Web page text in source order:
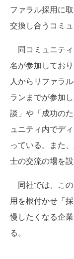
ファラル採用に
交換し合うコミ
同コミュニテ
名が参加してお
人からリファラ
ランまでが参加
談」や「成功の
ュニティ内でデ
っている。また
士の交流の場を設
同社では、こ
用を根付かせ「
慢したくなる企
る。